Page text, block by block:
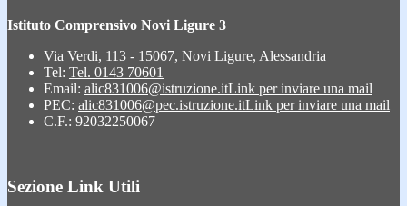
Istituto Comprensivo Novi Ligure 3
Via Verdi, 113 - 15067, Novi Ligure, Alessandria
Tel: Tel. 0143 70601
Email: alic831006@istruzione.itLink per inviare una mail
PEC: alic831006@pec.istruzione.itLink per inviare una mail
C.F.: 92032250067
Sezione Link Utili